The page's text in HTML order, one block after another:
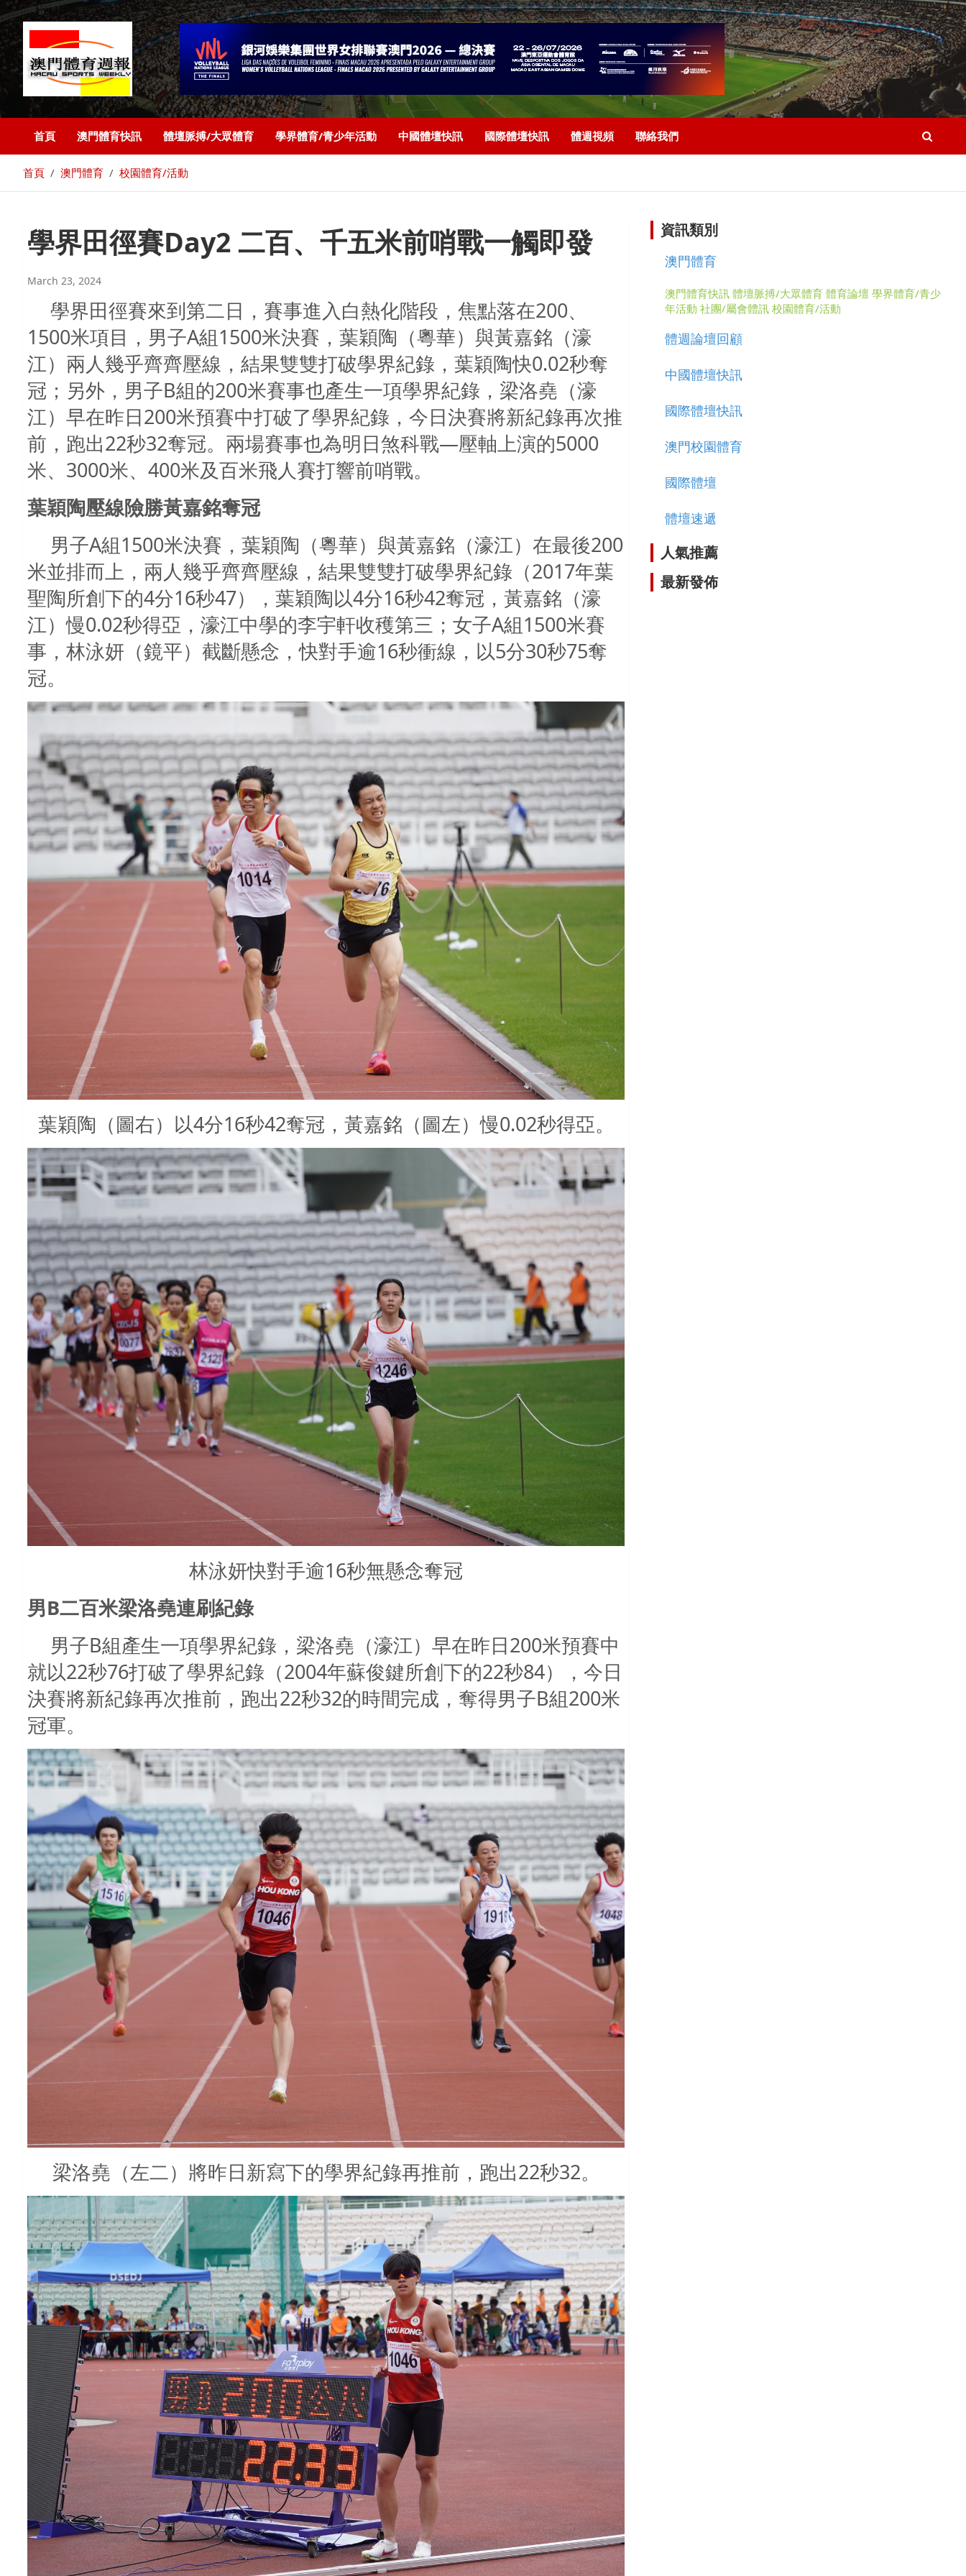
首頁 澳門體育快訊 體壇脈搏/大眾體育 學界體育/青少年活動 中國體壇快訊 國際體壇快訊 體週視頻 聯絡我們
首頁 澳門體育 校園體育/活動
學界田徑賽Day2 二百、千五米前哨戰一觸即發
March 23, 2024
學界田徑賽來到第二日，賽事進入白熱化階段，焦點落在200、
1500米項目，男子A組1500米決賽，葉穎陶（粵華）與黃嘉銘（濠
江）兩人幾乎齊齊壓線，結果雙雙打破學界紀錄，葉穎陶快0.02秒奪
冠；另外，男子B組的200米賽事也產生一項學界紀錄，梁洛堯（濠
江）早在昨日200米預賽中打破了學界紀錄，今日決賽將新紀錄再次推
前，跑出22秒32奪冠。兩場賽事也為明日煞科戰—壓軸上演的5000
米、3000米、400米及百米飛人賽打響前哨戰。
葉穎陶壓線險勝黃嘉銘奪冠
男子A組1500米決賽，葉穎陶（粵華）與黃嘉銘（濠江）在最後200
米並排而上，兩人幾乎齊齊壓線，結果雙雙打破學界紀錄（2017年葉
聖陶所創下的4分16秒47），葉穎陶以4分16秒42奪冠，黃嘉銘（濠
江）慢0.02秒得亞，濠江中學的李宇軒收穫第三；女子A組1500米賽
事，林泳妍（鏡平）截斷懸念，快對手逾16秒衝線，以5分30秒75奪
冠。
葉穎陶（圖右）以4分16秒42奪冠，黃嘉銘（圖左）慢0.02秒得亞。
林泳妍快對手逾16秒無懸念奪冠
男B二百米梁洛堯連刷紀錄
男子B組產生一項學界紀錄，梁洛堯（濠江）早在昨日200米預賽中
就以22秒76打破了學界紀錄（2004年蘇俊鍵所創下的22秒84），今日
決賽將新紀錄再次推前，跑出22秒32的時間完成，奪得男子B組200米
冠軍。
梁洛堯（左二）將昨日新寫下的學界紀錄再推前，跑出22秒32。
資訊類別
澳門體育
澳門體育快訊 體壇脈搏/大眾體育 體育論壇 學界體育/青少
年活動 社團/屬會體訊 校園體育/活動
體週論壇回顧
中國體壇快訊
國際體壇快訊
澳門校園體育
國際體壇
體壇速遞
人氣推薦
最新發佈